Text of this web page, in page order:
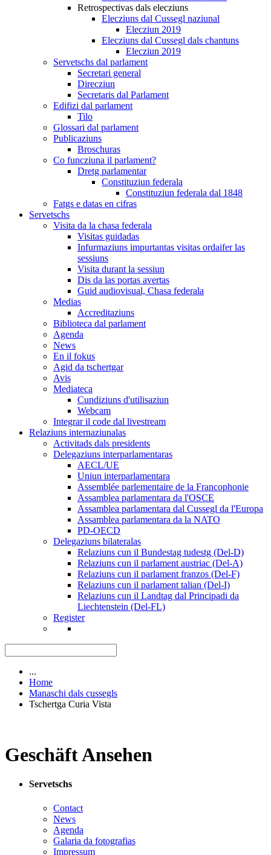
Retrospectivas dals elecziuns
Elecziuns dal Cussegl naziunal
Elecziun 2019
Elecziuns dal Cussegl dals chantuns
Elecziun 2019
Servetschs dal parlament
Secretari general
Direcziun
Secretaris dal Parlament
Edifizi dal parlament
Tilo
Glossari dal parlament
Publicaziuns
Broschuras
Co funcziuna il parlament?
Dretg parlamentar
Constituziun federala
Constituziun federala dal 1848
Fatgs e datas en cifras
Servetschs
Visita da la chasa federala
Visitas guidadas
Infurmaziuns impurtantas visitas ordaifer las
sessiuns
Visita durant la sessiun
Dis da las portas avertas
Guid audiovisual, Chasa federala
Medias
Accreditaziuns
Biblioteca dal parlament
Agenda
News
En il fokus
Agid da tschertgar
Avis
Mediateca
Cundiziuns d'utilisaziun
Webcam
Integrar il code dal livestream
Relaziuns internaziunalas
Activitads dals presidents
Delegaziuns interparlamentaras
AECL/UE
Uniun interparlamentara
Assemblée parlementaire de la Francophonie
Assamblea parlamentara da l'OSCE
Assamblea parlamentara dal Cussegl da l'Europa
Assamblea parlamentara da la NATO
PD-OECD
Delegaziuns bilateralas
Relaziuns cun il Bundestag tudestg (Del-D)
Relaziuns cun il parlament austriac (Del-A)
Relaziuns cun il parlament franzos (Del-F)
Relaziuns cun il parlament talian (Del-I)
Relaziuns cun il Landtag dal Principadi da
Liechtenstein (Del-FL)
Register
...
Home
Manaschi dals cussegls
Tschertga Curia Vista
Geschäft Ansehen
Servetschs
Contact
News
Agenda
Galaria da fotografias
Impressum